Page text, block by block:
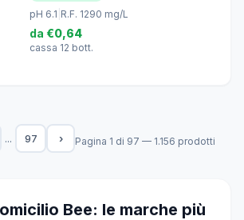
pH 6.1 R.F. 1290 mg/L
da €0,64
cassa 12 bott.
... 97 › Pagina 1 di 97 — 1.156 prodotti
Bee: le marche più